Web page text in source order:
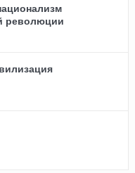
революции